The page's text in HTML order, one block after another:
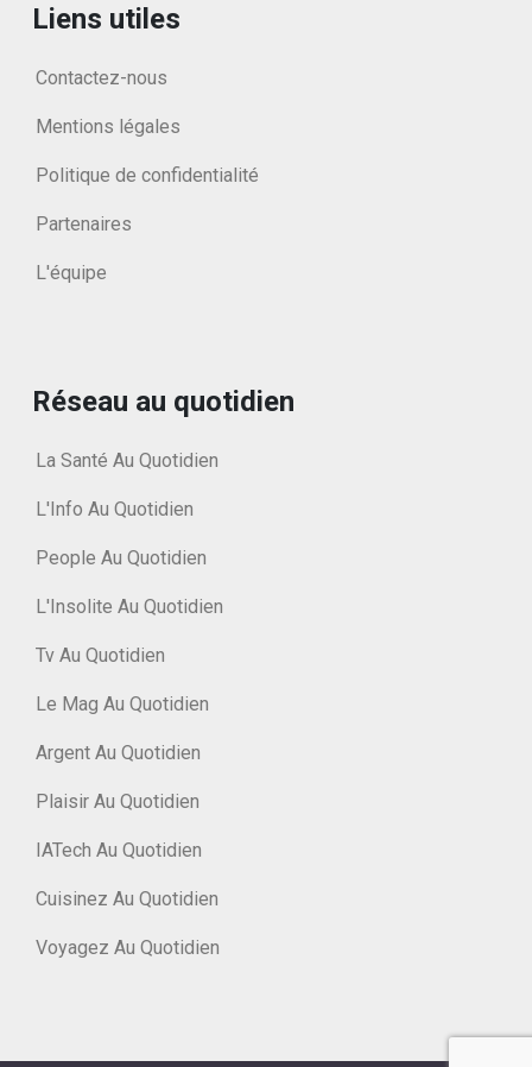
Liens utiles
Contactez-nous
Mentions légales
Politique de confidentialité
Partenaires
L'équipe
Réseau au quotidien
La Santé Au Quotidien
L'Info Au Quotidien
People Au Quotidien
L'Insolite Au Quotidien
Tv Au Quotidien
Le Mag Au Quotidien
Argent Au Quotidien
Plaisir Au Quotidien
IATech Au Quotidien
Cuisinez Au Quotidien
Voyagez Au Quotidien